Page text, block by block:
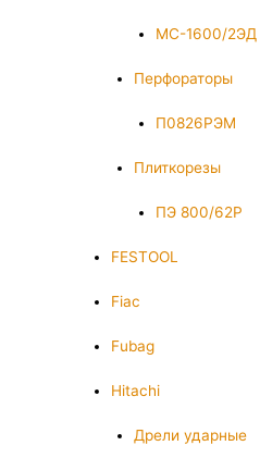
МС-1600/2ЭД
Перфораторы
П0826РЭМ
Плиткорезы
ПЭ 800/62Р
FESTOOL
Fiac
Fubag
Hitachi
Дрели ударные